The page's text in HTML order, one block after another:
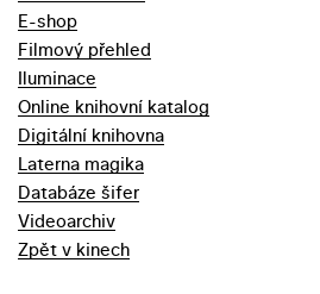
E-shop
Filmový přehled
Iluminace
Online knihovní katalog
Digitální knihovna
Laterna magika
Databáze šifer
Videoarchiv
Zpět v kinech